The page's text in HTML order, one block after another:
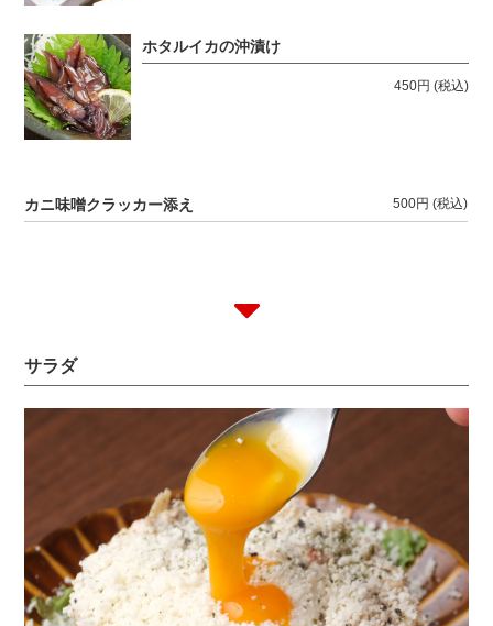
ホタルイカの沖漬け
450円 (税込)
カニ味噌クラッカー添え 500円 (税込)
サラダ